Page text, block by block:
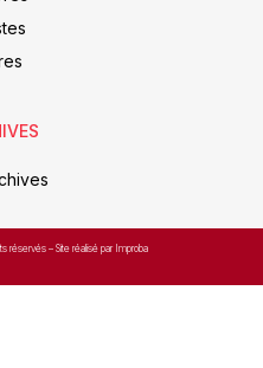
réservés – Site réalisé par Improba